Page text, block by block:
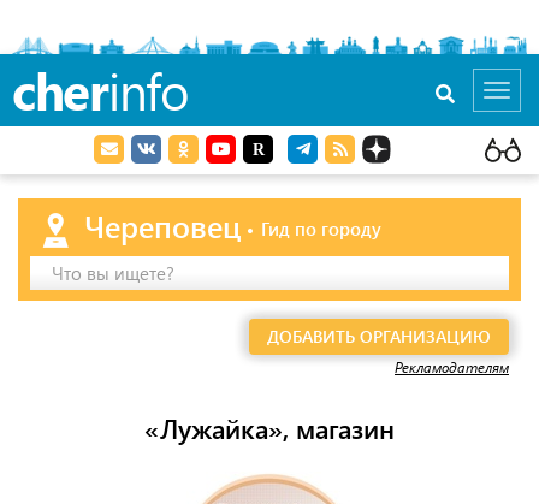
cherinfo
Череповец
Гид по городу
Что вы ищете?
ДОБАВИТЬ ОРГАНИЗАЦИЮ
Рекламодателям
«Лужайка», магазин